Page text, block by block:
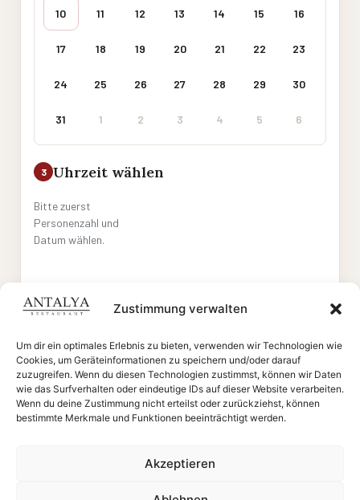
Zustimmung verwalten
Um dir ein optimales Erlebnis zu bieten, verwenden wir Technologien wie
Cookies, um Geräteinformationen zu speichern und/oder darauf
zuzugreifen. Wenn du diesen Technologien zustimmst, können wir Daten
wie das Surfverhalten oder eindeutige IDs auf dieser Website verarbeiten.
Wenn du deine Zustimmung nicht erteilst oder zurückziehst, können
bestimmte Merkmale und Funktionen beeinträchtigt werden.
Akzeptieren
10 11 12 13 14 15 16
17 18 19 20 21 22 23
24 25 26 27 28 29 30
31 1 2 3 4 5 6
3 Uhrzeit wählen
Bitte zuerst
Personenzahl und
Datum wählen.
Diese Website ist durch reCAPTCHA geschützt; es gelten die Google
Datenschutzerklärung undNutzungsbedingungen .
@ Antalya Restaurant 2026